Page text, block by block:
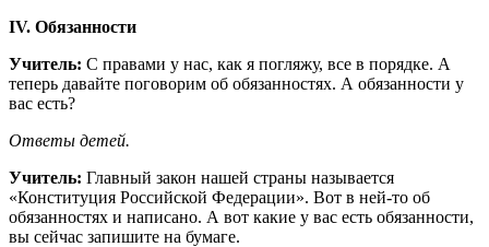
IV. Обязанности
Учитель: C правами у нас, как я погляжу, все в порядке. А
теперь давайте поговорим об обязанностях. А обязанности у
вас есть?
Ответы детей.
Учитель: Главный закон нашей страны называется
«Конституция Российской Федерации». Вот в ней-то об
обязанностях и написано. А вот какие у вас есть обязанности,
вы сейчас запишите на бумаге.